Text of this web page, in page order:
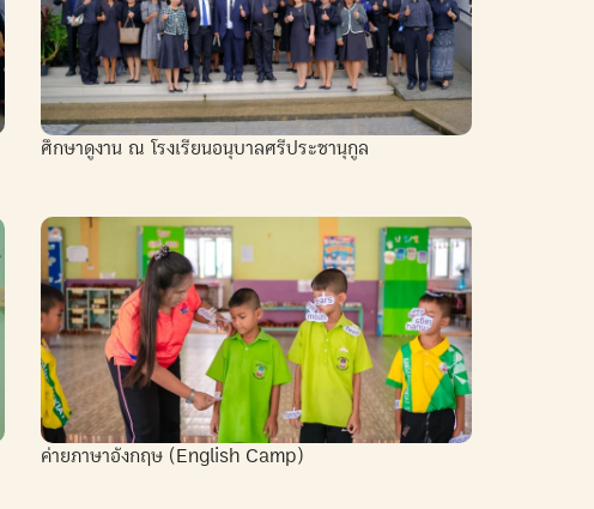
ศึกษาดูงาน ณ โรงเรียนอนุบาลศรีประชานุกูล
ค่ายภาษาอังกฤษ (English Camp)